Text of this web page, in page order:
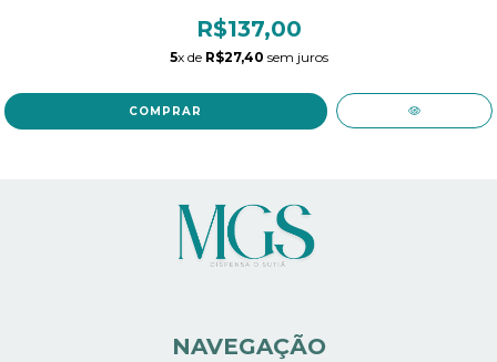
R$137,00
5x de R$27,40 sem juros
COMPRAR
NAVEGAÇÃO